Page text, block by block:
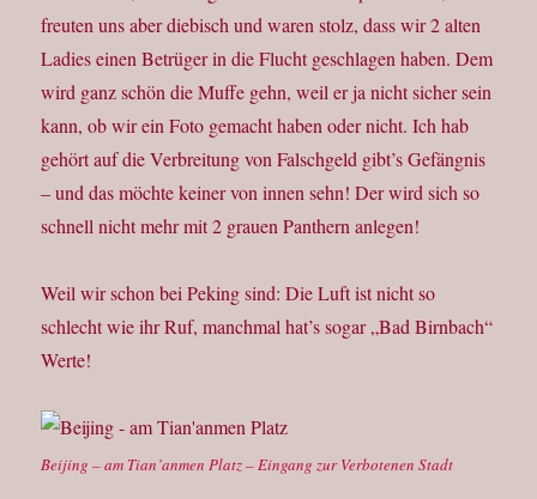
freuten uns aber diebisch und waren stolz, dass wir 2 alten
Ladies einen Betrüger in die Flucht geschlagen haben. Dem
wird ganz schön die Muffe gehn, weil er ja nicht sicher sein
kann, ob wir ein Foto gemacht haben oder nicht. Ich hab
gehört auf die Verbreitung von Falschgeld gibt’s Gefängnis
– und das möchte keiner von innen sehn! Der wird sich so
schnell nicht mehr mit 2 grauen Panthern anlegen!
Weil wir schon bei Peking sind: Die Luft ist nicht so
schlecht wie ihr Ruf, manchmal hat’s sogar „Bad Birnbach“
Werte!
Beijing – am Tian’anmen Platz – Eingang zur Verbotenen Stadt